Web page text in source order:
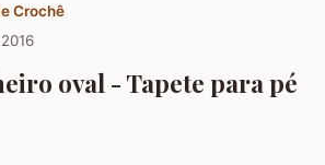
Crochê
oval - Tapete para pé